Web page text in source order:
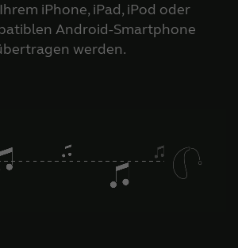
iPhone, iPad, iPod oder
Android-Smartphone
werden.